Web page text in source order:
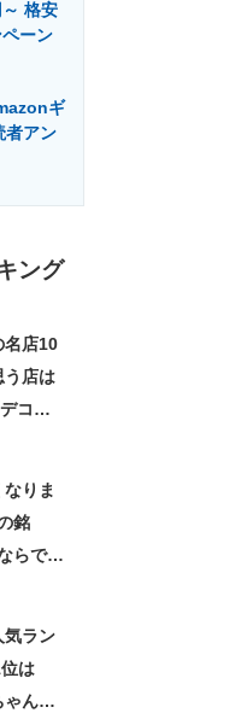
格安
ーン
ギ
者アン
ング
名店10
店は
コレ
なりま
銘
らでは
気ラン
は
ゃんの